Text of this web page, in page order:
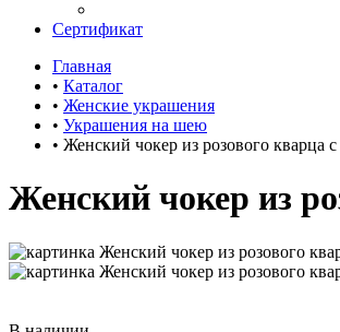
Сертификат
Главная
• Каталог
• Женские украшения
• Украшения на шею
• Женский чокер из розового кварца с
Женский чокер из